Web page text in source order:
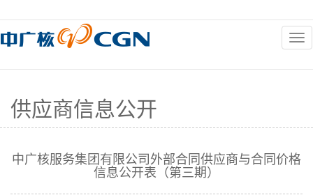
供应商信息公开
中广核服务集团有限公司外部合同供应商与合同价格
信息公开表（第三期）